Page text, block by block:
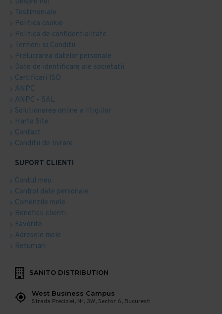
Testimoniale
Politica cookie
Politica de confidentialitate
Termeni si Conditii
Prelucrarea datelor personale
Date de identificare ale societatii
Certificari ISO
ANPC
ANPC - SAL
Solutionarea online a litigiilor
Harta Site
Contact
Conditii de livrare
SUPORT CLIENTI
Contul meu
Control date personale
Comenzile mele
Beneficii clienti
Favorite
Adresele mele
Returnari
SANITO DISTRIBUTION
West Business Campus
Strada Preciziei, Nr, 3W, Sector 6, Bucuresti